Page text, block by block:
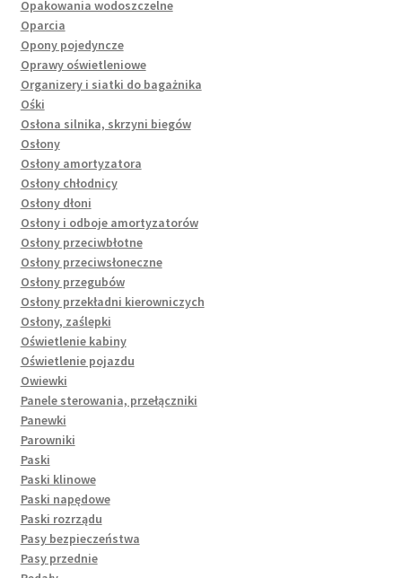
Opakowania wodoszczelne
Oparcia
Opony pojedyncze
Oprawy oświetleniowe
Organizery i siatki do bagażnika
Ośki
Osłona silnika, skrzyni biegów
Osłony
Osłony amortyzatora
Osłony chłodnicy
Osłony dłoni
Osłony i odboje amortyzatorów
Osłony przeciwbłotne
Osłony przeciwsłoneczne
Osłony przegubów
Osłony przekładni kierowniczych
Osłony, zaślepki
Oświetlenie kabiny
Oświetlenie pojazdu
Owiewki
Panele sterowania, przełączniki
Panewki
Parowniki
Paski
Paski klinowe
Paski napędowe
Paski rozrządu
Pasy bezpieczeństwa
Pasy przednie